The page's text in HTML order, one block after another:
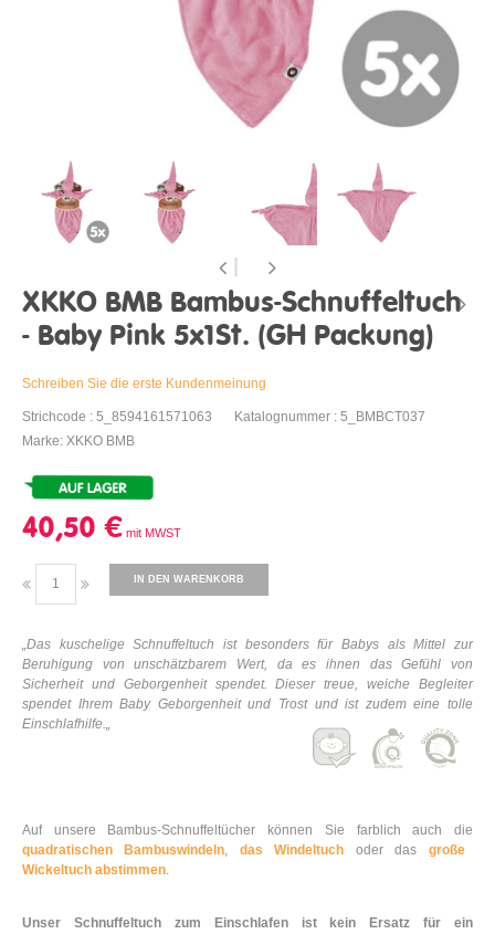
XKKO BMB Bambus-Schnuffeltuch
- Baby Pink 5x1St. (GH Packung)
Schreiben Sie die erste Kundenmeinung
Strichcode : 5_8594161571063
Katalognummer : 5_BMBCT037
Marke: XKKO BMB
40,50 €
IN DEN WARENKORB
„Das kuschelige Schnuffeltuch ist besonders für Babys als Mittel zur
Beruhigung von unschätzbarem Wert, da es ihnen das Gefühl von
Sicherheit und Geborgenheit spendet. Dieser treue, weiche Begleiter
spendet Ihrem Baby Geborgenheit und Trost und ist zudem eine tolle
Einschlafhilfe.„
Auf unsere Bambus-Schnuffeltücher können Sie farblich auch die
quadratischen Bambuswindeln, das Windeltuch oder das große
Wickeltuch abstimmen.
Unser Schnuffeltuch zum Einschlafen ist kein Ersatz für ein